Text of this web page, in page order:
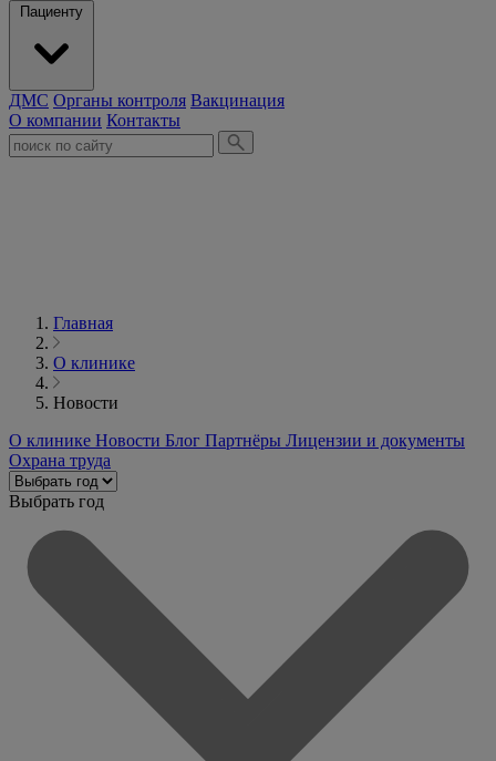
Пациенту
ДМС Органы контроля Вакцинация
О компании Контакты
Главная
О клинике
Новости
О клинике Новости Блог Партнёры Лицензии и документы
Охрана труда
Выбрать год